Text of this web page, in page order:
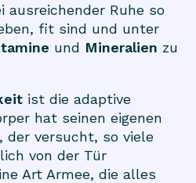
ausreichender Ruhe so
fit sind und unter
und Mineralien zu
ist die adaptive
hat seinen eigenen
der versucht, so viele
von der Tür
Art Armee, die alles